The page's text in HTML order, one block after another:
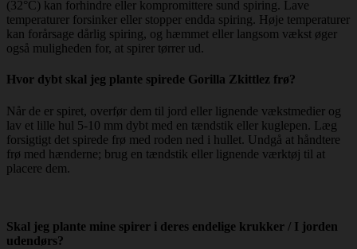
(32°C) kan forhindre eller kompromittere sund spiring. Lave
temperaturer forsinker eller stopper endda spiring. Høje temperaturer
kan forårsage dårlig spiring, og hæmmet eller langsom vækst øger
også muligheden for, at spirer tørrer ud.
Hvor dybt skal jeg plante spirede Gorilla Zkittlez frø?
Når de er spiret, overfør dem til jord eller lignende vækstmedier og
lav et lille hul 5-10 mm dybt med en tændstik eller kuglepen. Læg
forsigtigt det spirede frø med roden ned i hullet. Undgå at håndtere
frø med hænderne; brug en tændstik eller lignende værktøj til at
placere dem.
Skal jeg plante mine spirer i deres endelige krukker / I jorden
udendørs?